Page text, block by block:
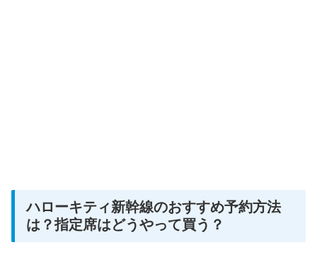
ハローキティ新幹線のおすすめ予約方法
は？指定席はどうやって買う？